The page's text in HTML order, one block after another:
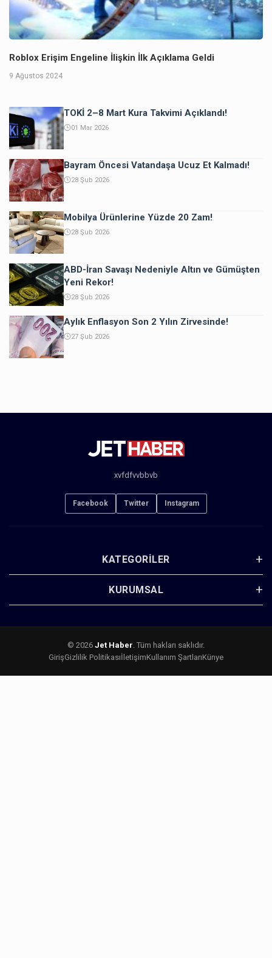
Roblox Erişim Engeline İlişkin İlk Açıklama Geldi
9 Ağustos 2024
TOKİ 2–8 Mart Kura Takvimi Açıklandı!
01 Mar 2026
Bayram Öncesi Vatandaşa Ucuz Et Kalmadı!
28 Şub 2026
Mobilya Ürünlerine Yüzde 20 Zam!
28 Şub 2026
ABD-İran Savaşı Nedeniyle Altın ve Gümüşten
Yeni Rekor!
28 Şub 2026
Aylık Enflasyon Son 2 Yılın Zirvesinde!
27 Şub 2026
xvfdfvvbbvb
Facebook Twitter Instagram
KATEGORILER
KURUMSAL
© 2026 Jet Haber . Tüm hakları saklıdır.
GirişGizlilik PolitikasıİletişimKullanım ŞartlarıKünye